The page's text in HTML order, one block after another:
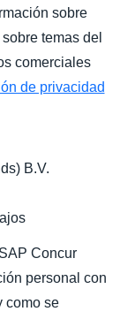
sobre
temas del
comerciales
de privacidad
B.V.
Concur
personal con
como se